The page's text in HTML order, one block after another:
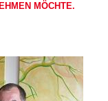
MÖCHTE.